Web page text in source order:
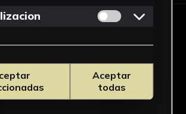
EN ESTA EXPOSICIÓN
Royo
Permitir cookies
Aceptar
todas